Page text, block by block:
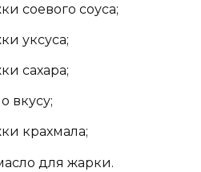
соевого соуса;
уксуса;
сахара;
вкусу;
крахмала;
для жарки.